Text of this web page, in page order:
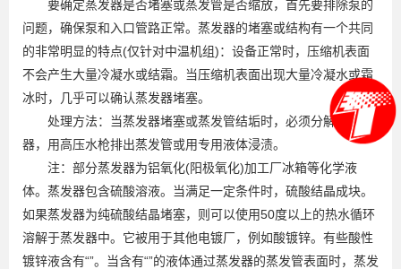
要确定蒸发器是否堵塞或蒸发管是否缩放，首先要排除泵的
问题，确保泵和入口管路正常。蒸发器的堵塞或结构有一个共同
的非常明显的特点(仅针对中温机组)：设备正常时，压缩机表面
不会产生大量冷凝水或结霜。当压缩机表面出现大量冷凝水或霜
冰时，几乎可以确认蒸发器堵塞。
处理方法：当蒸发器堵塞或蒸发管结垢时，必须分解蒸发
器，用高压水枪排出蒸发管或用专用液体浸渍。
注：部分蒸发器为铝氧化(阳极氧化)加工厂冰箱等化学液
体。蒸发器包含硫酸溶液。当满足一定条件时，硫酸结晶成块。
如果蒸发器为纯硫酸结晶堵塞，则可以使用50度以上的热水循环
溶解于蒸发器中。它被用于其他电镀厂，例如酸镀锌。有些酸性
镀锌液含有“”。当含有“”的液体通过蒸发器的蒸发管表面时，蒸发